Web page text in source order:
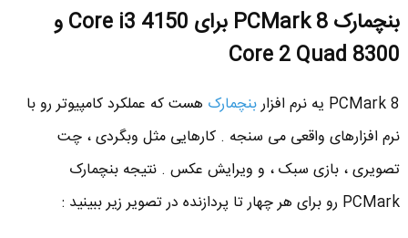
بنچمارک PCMark 8 برای Core i3 4150 و
Core 2 Quad 8300
PCMark 8 یه نرم افزار بنچمارک هست که عملکرد کامپیوتر رو با
نرم افزارهای واقعی می سنجه . کارهایی مثل وبگردی ، چت
تصویری ، بازی سبک ، و ویرایش عکس . نتیجه بنچمارک
PCMark رو برای هر چهار تا پردازنده در تصویر زیر ببینید :